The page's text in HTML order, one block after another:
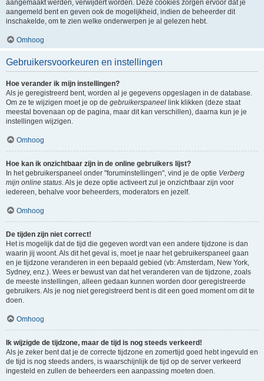
aangemaakt werden, verwijdert worden. Deze cookies zorgen ervoor dat je
aangemeld bent en geven ook de mogelijkheid, indien de beheerder dit
inschakelde, om te zien welke onderwerpen je al gelezen hebt.
Omhoog
Gebruikersvoorkeuren en instellingen
Hoe verander ik mijn instellingen?
Als je geregistreerd bent, worden al je gegevens opgeslagen in de database.
Om ze te wijzigen moet je op de gebruikerspaneel link klikken (deze staat
meestal bovenaan op de pagina, maar dit kan verschillen), daarna kun je je
instellingen wijzigen.
Omhoog
Hoe kan ik onzichtbaar zijn in de online gebruikers lijst?
In het gebruikerspaneel onder "foruminstellingen", vind je de optie Verberg
mijn online status. Als je deze optie activeert zul je onzichtbaar zijn voor
iedereen, behalve voor beheerders, moderators en jezelf.
Omhoog
De tijden zijn niet correct!
Het is mogelijk dat de tijd die gegeven wordt van een andere tijdzone is dan
waarin jij woont. Als dit het geval is, moet je naar het gebruikerspaneel gaan
en je tijdzone veranderen in een bepaald gebied (vb: Amsterdam, New York,
Sydney, enz.). Wees er bewust van dat het veranderen van de tijdzone, zoals
de meeste instellingen, alleen gedaan kunnen worden door geregistreerde
gebruikers. Als je nog niet geregistreerd bent is dit een goed moment om dit te
doen.
Omhoog
Ik wijzigde de tijdzone, maar de tijd is nog steeds verkeerd!
Als je zeker bent dat je de correcte tijdzone en zomertijd goed hebt ingevuld en
de tijd is nog steeds anders, is waarschijnlijk de tijd op de server verkeerd
ingesteld en zullen de beheerders een aanpassing moeten doen.